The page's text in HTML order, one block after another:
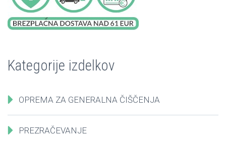
Kategorije izdelkov
OPREMA ZA GENERALNA ČIŠČENJA
PREZRAČEVANJE